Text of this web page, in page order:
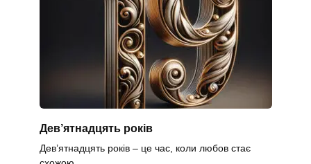
Дев’ятнадцять років
Дев’ятнадцять років – це час, коли любов стає